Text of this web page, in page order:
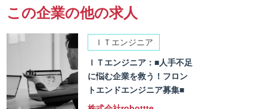
この企業の他の求人
ＩＴエンジニア
ＩＴエンジニア：■人手不足
に悩む企業を救う！フロン
トエンドエンジニア募集■